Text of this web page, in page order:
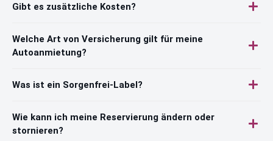
Gibt es zusätzliche Kosten?
Welche Art von Versicherung gilt für meine
Autoanmietung?
Was ist ein Sorgenfrei-Label?
Wie kann ich meine Reservierung ändern oder
stornieren?